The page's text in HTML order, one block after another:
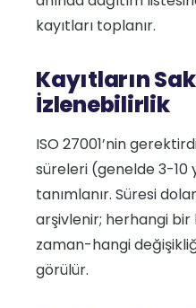
kayıtları toplanır.
Kayıtların
İzlenebilirlik
ISO 27001’nin
süreleri (genelde 3-10
tanımlanır. Süresi
arşivlenir; herhangi bir
zaman-hangi
görülür.